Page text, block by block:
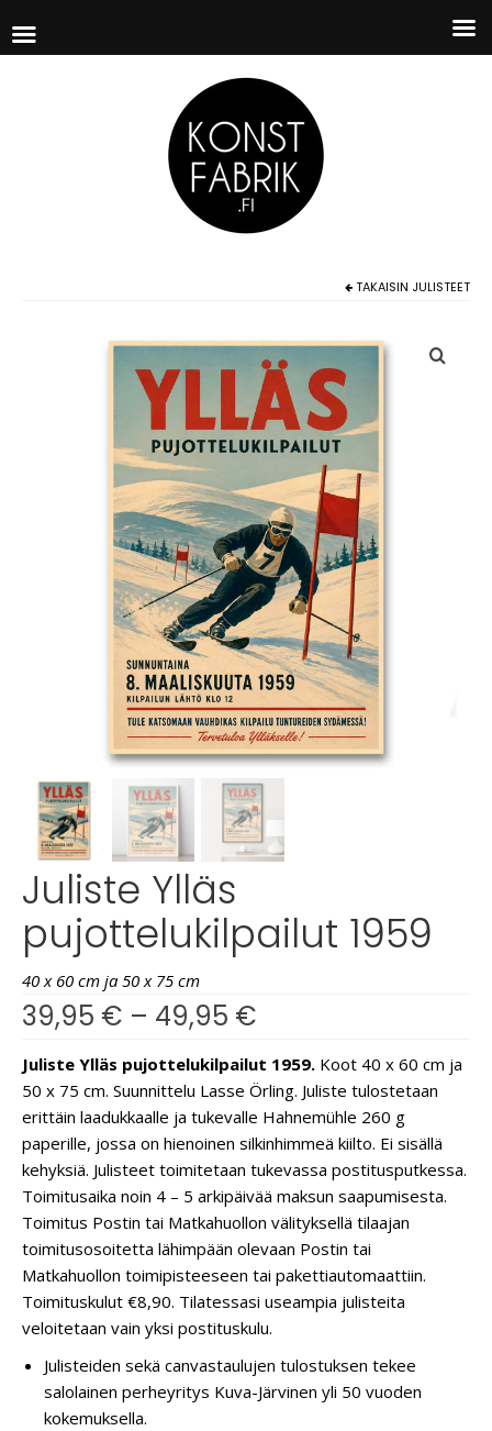
TAKAISIN JULISTEET
Juliste Ylläs
pujottelukilpailut 1959
40 x 60 cm ja 50 x 75 cm
39,95 € – 49,95 €
Juliste Ylläs pujottelukilpailut 1959. Koot 40 x 60 cm ja
50 x 75 cm. Suunnittelu Lasse Örling. Juliste tulostetaan
erittäin laadukkaalle ja tukevalle Hahnemühle 260 g
paperille, jossa on hienoinen silkinhimmeä kiilto. Ei sisällä
kehyksiä. Julisteet toimitetaan tukevassa postitusputkessa.
Toimitusaika noin 4 – 5 arkipäivää maksun saapumisesta.
Toimitus Postin tai Matkahuollon välityksellä tilaajan
toimitusosoitetta lähimpään olevaan Postin tai
Matkahuollon toimipisteeseen tai pakettiautomaattiin.
Toimituskulut €8,90. Tilatessasi useampia julisteita
veloitetaan vain yksi postituskulu.
Julisteiden sekä canvastaulujen tulostuksen tekee
salolainen perheyritys Kuva-Järvinen yli 50 vuoden
kokemuksella.